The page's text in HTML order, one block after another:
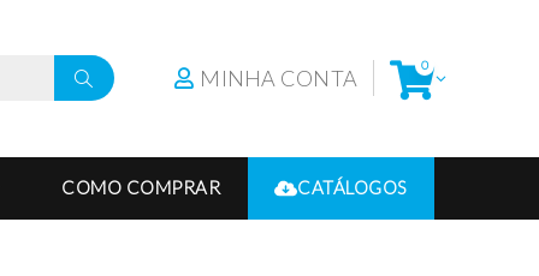
MINHA CONTA 0
COMO COMPRAR CATÁLOGOS